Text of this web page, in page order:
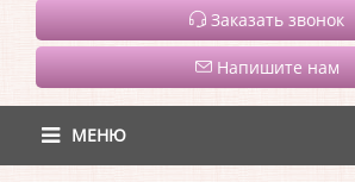
Заказать звонок
Напишите нам
МЕНЮ